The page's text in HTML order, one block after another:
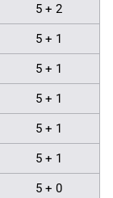
5 + 2
5 + 1
5 + 1
5 + 1
5 + 1
5 + 1
5 + 0